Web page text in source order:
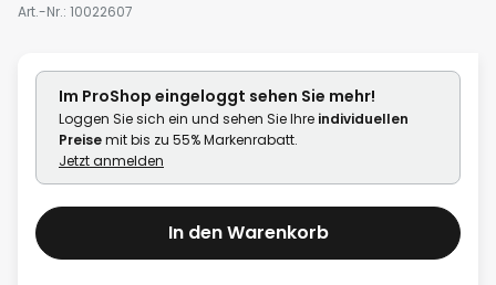
springen
Art.-Nr. 10022607
Im ProShop eingeloggt sehen Sie mehr!
Loggen Sie sich ein und sehen Sie Ihre individuellen
Preisemit bis zu 55% Markenrabatt.
Jetzt anmelden
In den Warenkorb